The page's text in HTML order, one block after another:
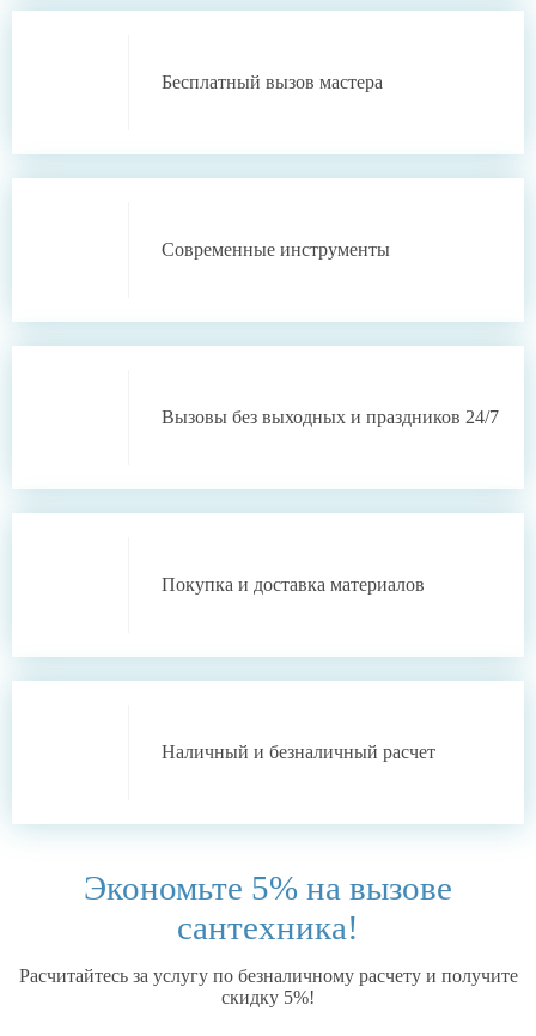
Бесплатный вызов мастера
Современные инструменты
Вызовы без выходных и праздников 24/7
Покупка и доставка материалов
Наличный и безналичный расчет
Экономьте 5% на вызове
сантехника!
Расчитайтесь за услугу по безналичному расчету и получите
скидку 5%!